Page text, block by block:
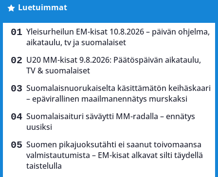
Luetuimmat
Yleisurheilun EM-kisat 10.8.2026 – päivän ohjelma,
aikataulu, tv ja suomalaiset
U20 MM-kisat 9.8.2026: Päätöspäivän aikataulu,
TV & suomalaiset
Suomalaisnuorukaiselta käsittämätön keihäskaari
– epävirallinen maailmanennätys murskaksi
Suomalaisaituri säväytti MM-radalla – ennätys
uusiksi
Suomen pikajuoksutähti ei saanut toivomaansa
valmistautumista – EM-kisat alkavat silti täydellä
taistelulla